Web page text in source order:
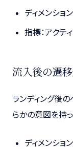
ディメンショ
指標：アクテ
流入後の遷
ランディング後
らかの意図を持
ディメンショ